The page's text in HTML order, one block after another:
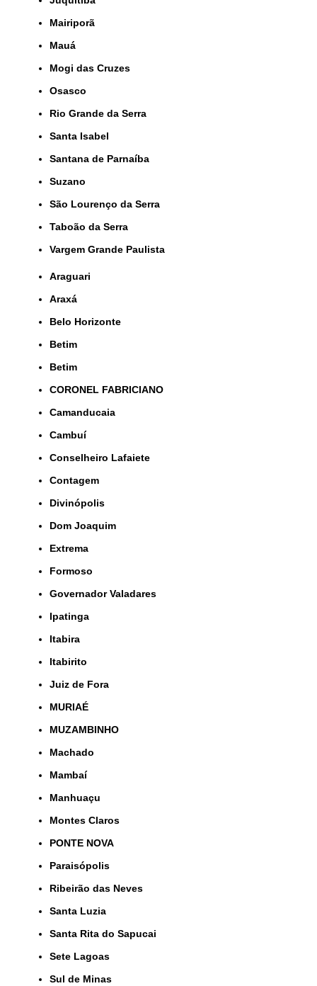
Mairiporã
Mauá
Mogi das Cruzes
Osasco
Rio Grande da Serra
Santa Isabel
Santana de Parnaíba
Suzano
São Lourenço da Serra
Taboão da Serra
Vargem Grande Paulista
Araguari
Araxá
Belo Horizonte
Betim
Betim
CORONEL FABRICIANO
Camanducaia
Cambuí
Conselheiro Lafaiete
Contagem
Divinópolis
Dom Joaquim
Extrema
Formoso
Governador Valadares
Ipatinga
Itabira
Itabirito
Juiz de Fora
MURIAÉ
MUZAMBINHO
Machado
Mambaí
Manhuaçu
Montes Claros
PONTE NOVA
Paraisópolis
Ribeirão das Neves
Santa Luzia
Santa Rita do Sapucai
Sete Lagoas
Sul de Minas